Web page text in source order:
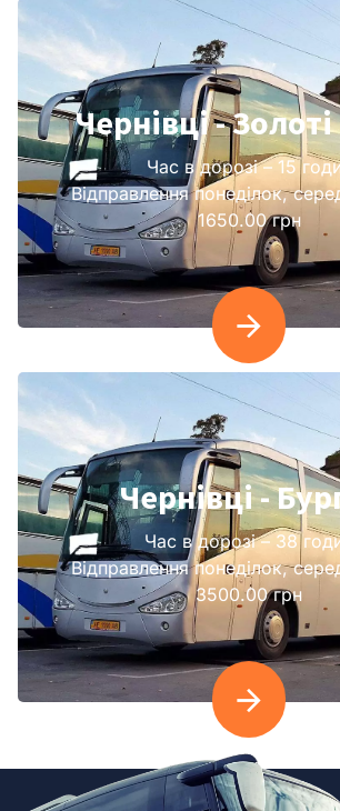
Чернівці -
Час в дорозі – 15
Відправлення понеділок,
1650.00 грн
Чернівці -
Час в дорозі – 38
Відправлення понеділок,
3500.00 грн